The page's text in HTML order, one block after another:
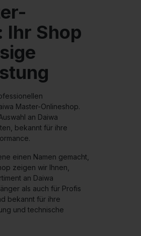
Ihr Shop
Master-Onlineshop.
an Daiwa
bekannt für ihre
einen Namen gemacht,
zeigen wir Ihnen,
an Daiwa
als auch für Profis
bekannt für ihre
und technische